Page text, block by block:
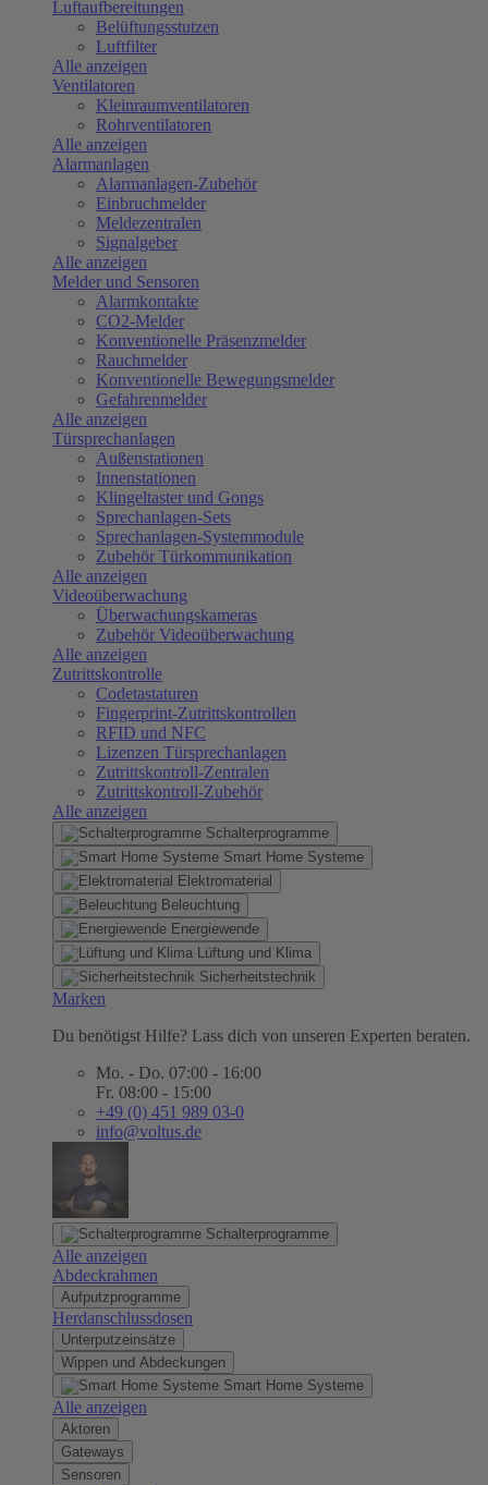
Luftaufbereitungen
Belüftungsstutzen
Luftfilter
Alle anzeigen
Ventilatoren
Kleinraumventilatoren
Rohrventilatoren
Alle anzeigen
Alarmanlagen
Alarmanlagen-Zubehör
Einbruchmelder
Meldezentralen
Signalgeber
Alle anzeigen
Melder und Sensoren
Alarmkontakte
CO2-Melder
Konventionelle Präsenzmelder
Rauchmelder
Konventionelle Bewegungsmelder
Gefahrenmelder
Alle anzeigen
Türsprechanlagen
Außenstationen
Innenstationen
Klingeltaster und Gongs
Sprechanlagen-Sets
Sprechanlagen-Systemmodule
Zubehör Türkommunikation
Alle anzeigen
Videoüberwachung
Überwachungskameras
Zubehör Videoüberwachung
Alle anzeigen
Zutrittskontrolle
Codetastaturen
Fingerprint-Zutrittskontrollen
RFID und NFC
Lizenzen Türsprechanlagen
Zutrittskontroll-Zentralen
Zutrittskontroll-Zubehör
Alle anzeigen
Schalterprogramme
Smart Home Systeme
Elektromaterial
Beleuchtung
Energiewende
Lüftung und Klima
Sicherheitstechnik
Marken
Du benötigst Hilfe? Lass dich von unseren Experten beraten.
Mo. - Do. 07:00 - 16:00
Fr. 08:00 - 15:00
+49 (0) 451 989 03-0
info@voltus.de
Schalterprogramme
Alle anzeigen
Abdeckrahmen
Aufputzprogramme
Herdanschlussdosen
Unterputzeinsätze
Wippen und Abdeckungen
Smart Home Systeme
Alle anzeigen
Aktoren
Gateways
Sensoren